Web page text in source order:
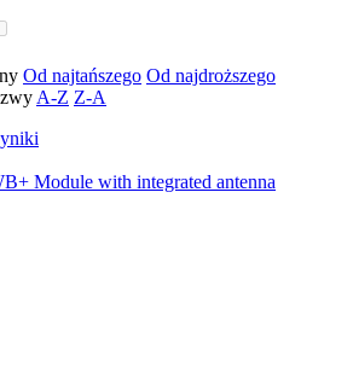
Od najtańszego Od najdroższego
A-Z Z-A
Module with integrated antenna